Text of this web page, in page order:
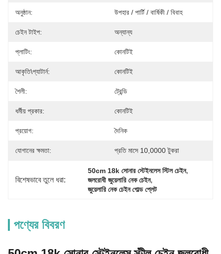
অনুষ্ঠান: উপহার / পার্টি / বার্ষিকী / বিবাহ
চেইন টাইপ: অন্যান্য
প্লাটিং: কোনটিই
আকৃতি\প্যাটার্ন: কোনটিই
শৈলী: ট্রেন্ডি
ধর্মীয় প্রকার: কোনটিই
প্রয়োগ: দৈনিক
যোগানের ক্ষমতা: প্রতি মাসে 10,0000 টুকরা
বিশেষভাবে তুলে ধরা:
50cm 18k সোনার স্টেইনলেস স্টিল চেইন,
জলরোধী জুয়েলারি নেক চেইন,
জুয়েলারি নেক চেইন গোল্ড প্লেট
পণ্যের বিবরণ